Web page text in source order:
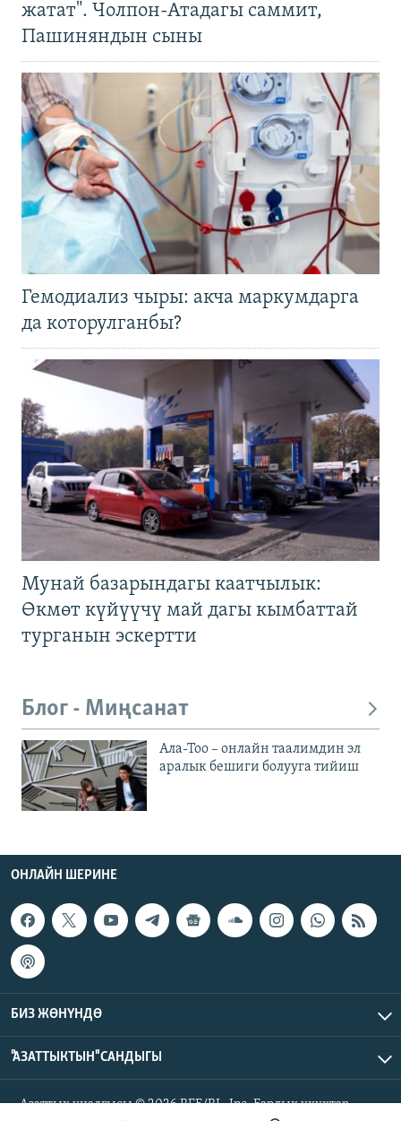
жатат". Чолпон-Атадагы саммит,
Пашиняндын сыны
Гемодиализ чыры: акча маркумдарга
да которулганбы?
Мунай базарындагы каатчылык:
Өкмөт күйүүчү май дагы кымбаттай
турганын эскертти
Блог - Миңсанат
Ала-Тоо – онлайн таалимдин эл
аралык бешиги болууга тийиш
ОНЛАЙН ШЕРИНЕ
БИЗ ЖӨНҮНДӨ
"АЗАТТЫКТЫН" САНДЫГЫ
Азаттык үналгысы © 2026 RFE/RL, Inc. Бардык укуктар